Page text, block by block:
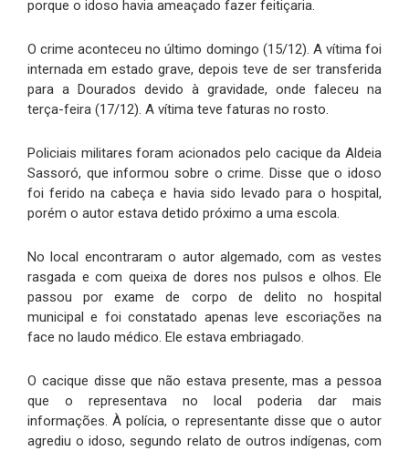
porque o idoso havia ameaçado fazer feitiçaria.
O crime aconteceu no último domingo (15/12). A vítima foi
internada em estado grave, depois teve de ser transferida
para a Dourados devido à gravidade, onde faleceu na
terça-feira (17/12). A vítima teve faturas no rosto.
Policiais militares foram acionados pelo cacique da Aldeia
Sassoró, que informou sobre o crime. Disse que o idoso
foi ferido na cabeça e havia sido levado para o hospital,
porém o autor estava detido próximo a uma escola.
No local encontraram o autor algemado, com as vestes
rasgada e com queixa de dores nos pulsos e olhos. Ele
passou por exame de corpo de delito no hospital
municipal e foi constatado apenas leve escoriações na
face no laudo médico. Ele estava embriagado.
O cacique disse que não estava presente, mas a pessoa
que o representava no local poderia dar mais
informações. À polícia, o representante disse que o autor
agrediu o idoso, segundo relato de outros indígenas, com